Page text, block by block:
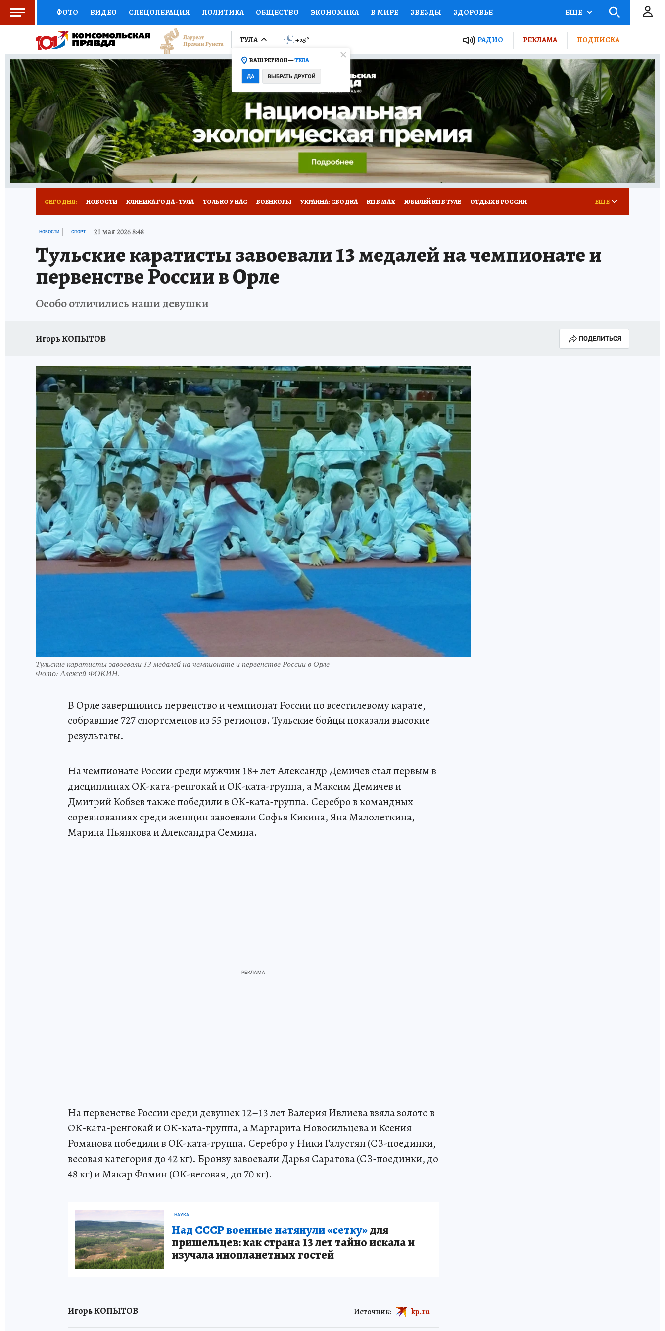
ФОТО ВИДЕО СПЕЦОПЕРАЦИЯ ПОЛИТИКА ОБЩЕСТВО ЭКОНОМИКА В МИРЕ ЗВЕЗДЫ ЗДОРОВЬЕ
СОЦПОДДЕРЖКА НАУКА СПОРТ КОЛУМНИСТЫ ПРОИСШЕСТВИЯ НАЦИОНАЛЬНЫЕ ПРОЕКТЫ РОССИИ
ВЫБОР ЭКСПЕРТОВ ДОКТОР ФИНАНСЫ ОТКРЫВАЕМ МИР СЕМЬЯ ЖЕНСКИЕ СЕКРЕТЫ ПУТЕВОДИТЕЛЬ
КНИЖНАЯ ПОЛКА ПРОГНОЗЫ НА СПОРТ ПРОМОКОДЫ СЕРИАЛЫ СПЕЦПРОЕКТЫ ДЕФИЦИТ ЖЕЛЕЗА ТУРИЗМ
ПРЕСС-ЦЕНТР НЕДВИЖИМОСТЬ ТЕЛЕВИЗОР КОЛЛЕКЦИИ КОНКУРСЫ РАБОТА У НАС ГИД ПОТРЕБИТЕЛЯ ВСЕ О КП
РАДИО КП РЕКЛАМА ТЕСТЫ НОВОЕ НА САЙТЕ
ЕЩЕ
ТУЛА
ВАШ РЕГИОН —ТУЛА
ДА ВЫБРАТЬ ДРУГОЙ
+25° РАДИО РЕКЛАМА ПОДПИСКА
СЕГОДНЯ: НОВОСТИ КЛИНИКА ГОДА - ТУЛА ТОЛЬКО У НАС ВОЕНКОРЫ УКРАИНА: СВОДКА КП В МАХ ЮБИЛЕЙ КП В ТУЛЕ ОТДЫХ В РОССИИ
ЗАПОВЕДНАЯ РОССИЯ
ЕЩЕ
НОВОСТИ СПОРТ 21 мая 2026 8:48
Тульские каратисты завоевали 13 медалей на чемпионате и
первенстве России в Орле
Особо отличились наши девушки
Игорь КОПЫТОВ ПОДЕЛИТЬСЯ
Тульские каратисты завоевали 13 медалей на чемпионате и первенстве России в Орле
Фото: Алексей ФОКИН.
В Орле завершились первенство и чемпионат России по всестилевому карате,
собравшие 727 спортсменов из 55 регионов. Тульские бойцы показали высокие
результаты.
На чемпионате России среди мужчин 18+ лет Александр Демичев стал первым в
дисциплинах ОК-ката-ренгокай и ОК-ката-группа, а Максим Демичев и
Дмитрий Кобзев также победили в ОК-ката-группа. Серебро в командных
соревнованиях среди женщин завоевали Софья Кикина, Яна Малолеткина,
Марина Пьянкова и Александра Семина.
На первенстве России среди девушек 12–13 лет Валерия Ивлиева взяла золото в
ОК-ката-ренгокай и ОК-ката-группа, а Маргарита Новосильцева и Ксения
Романова победили в ОК-ката-группа. Серебро у Ники Галустян (СЗ-поединки,
весовая категория до 42 кг). Бронзу завоевали Дарья Саратова (СЗ-поединки, до
48 кг) и Макар Фомин (ОК-весовая, до 70 кг).
НАУКА
Над СССР военные натянули «сетку»для
пришельцев: как страна 13 лет тайно искала и
изучала инопланетных гостей
Игорь КОПЫТОВ Источник: kp.ru